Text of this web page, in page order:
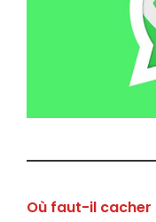
Où faut-il cacher